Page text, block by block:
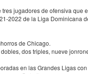
jugadores de ofensiva que
2022 de la Liga Dominicana
de Chicago.
dos triples, nueve
en las Grandes Ligas